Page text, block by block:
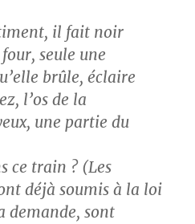
il fait noir
seule une
brûle, éclaire
l’os de la
une partie du
ce train ? (Les
déjà soumis à la loi
demande, sont